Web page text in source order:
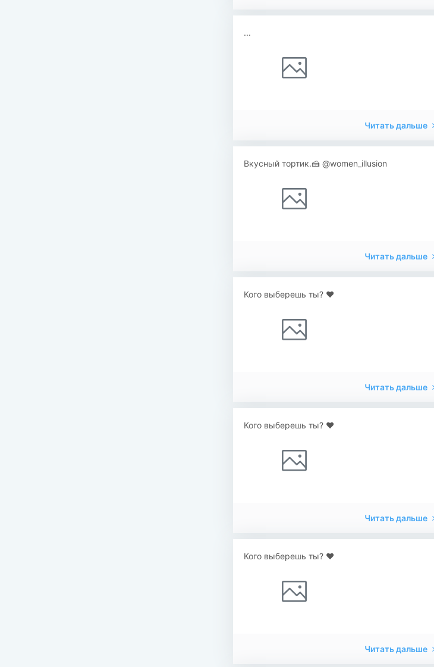
...
Читать дальше
Вкусный тортик.🍰 @women_illusion
Читать дальше
Кого выберешь ты? ♥️
Читать дальше
Кого выберешь ты? ♥️
Читать дальше
Кого выберешь ты? ♥️
Читать дальше